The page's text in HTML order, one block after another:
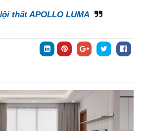
thất APOLLO LUMA